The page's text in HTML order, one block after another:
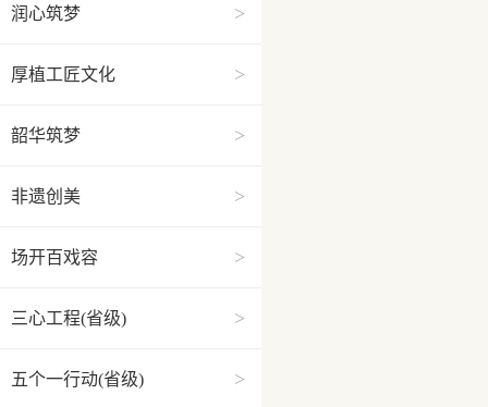
润心筑梦 >
厚植工匠文化 >
韶华筑梦 >
非遗创美 >
场开百戏容 >
三心工程(省级) >
五个一行动(省级) >